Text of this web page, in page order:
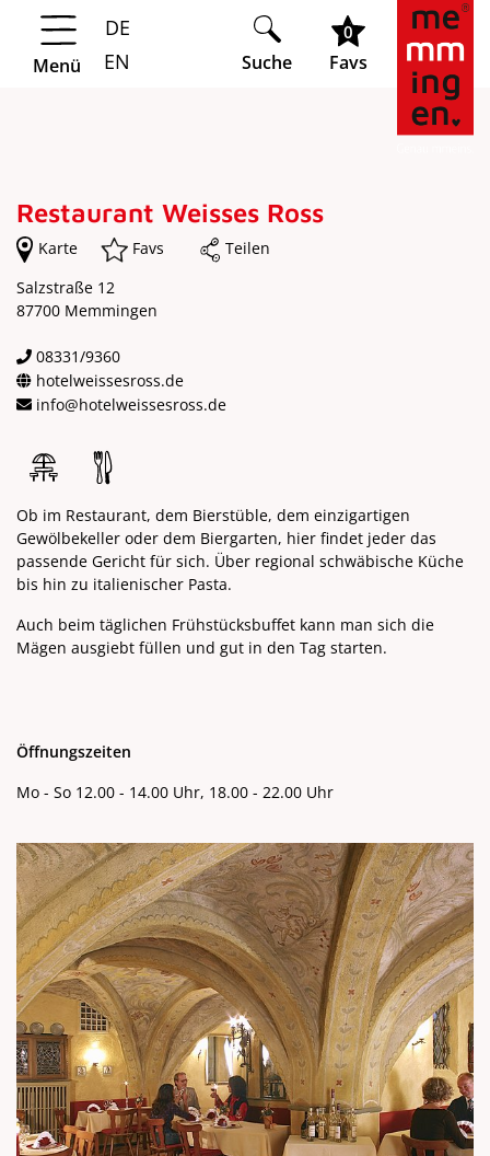
Springe zur Navigation
Springe zum Hauptinhalt
Menü
DE
EN
Suche
0
Favs
Restaurant Weisses Ross
Karte Favs
Teilen
Salzstraße 12
87700 Memmingen
08331/9360
hotelweissesross.de
info@hotelweissesross.de
Ob im Restaurant, dem Bierstüble, dem einzigartigen
Gewölbekeller oder dem Biergarten, hier findet jeder das
passende Gericht für sich. Über regional schwäbische Küche
bis hin zu italienischer Pasta.
Auch beim täglichen Frühstücksbuffet kann man sich die
Mägen ausgiebt füllen und gut in den Tag starten.
Öffnungszeiten
Mo - So 12.00 - 14.00 Uhr, 18.00 - 22.00 Uhr